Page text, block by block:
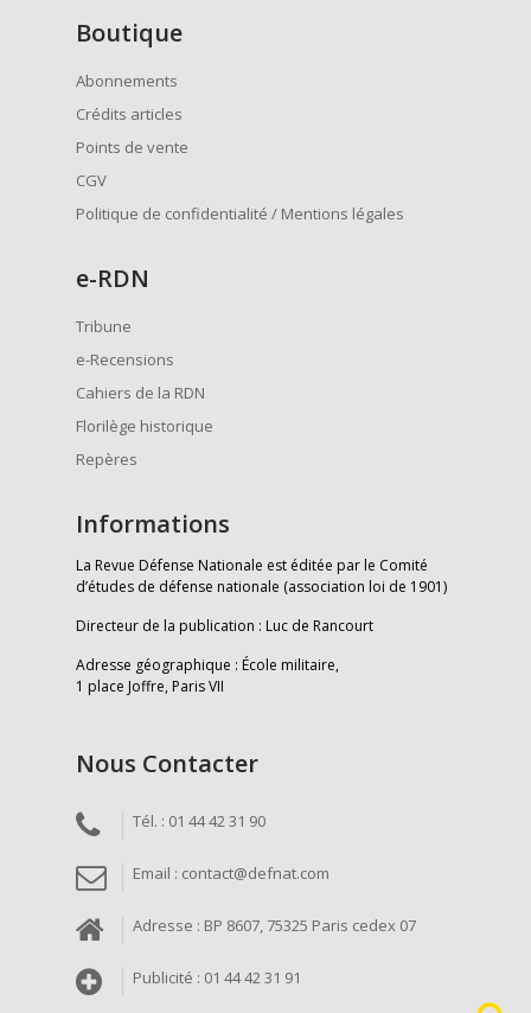
Boutique
Abonnements
Crédits articles
Points de vente
CGV
Politique de confidentialité / Mentions légales
e-RDN
Tribune
e-Recensions
Cahiers de la RDN
Florilège historique
Repères
Informations
La Revue Défense Nationale est éditée par le Comité
d’études de défense nationale (association loi de 1901)
Directeur de la publication : Luc de Rancourt
Adresse géographique : École militaire,
1 place Joffre, Paris VII
Nous Contacter
Tél. : 01 44 42 31 90
Email : contact@defnat.com
Adresse : BP 8607, 75325 Paris cedex 07
Publicité : 01 44 42 31 91